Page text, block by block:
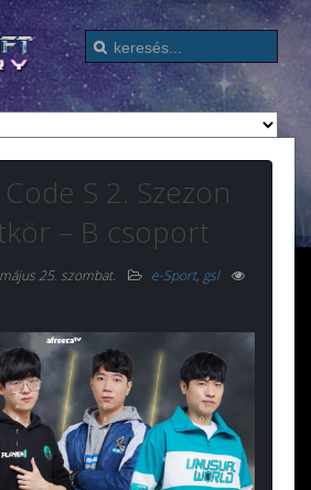
S 2. Szezon
– B csoport
25. szombat. e-Sport, gsl